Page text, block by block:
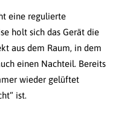
eine regulierte
holt sich das Gerät die
aus dem Raum, in dem
einen Nachteil. Bereits
wieder gelüftet
ist.